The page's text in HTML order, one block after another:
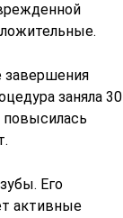
завершения
заняла 30
повысилась
Его
активные